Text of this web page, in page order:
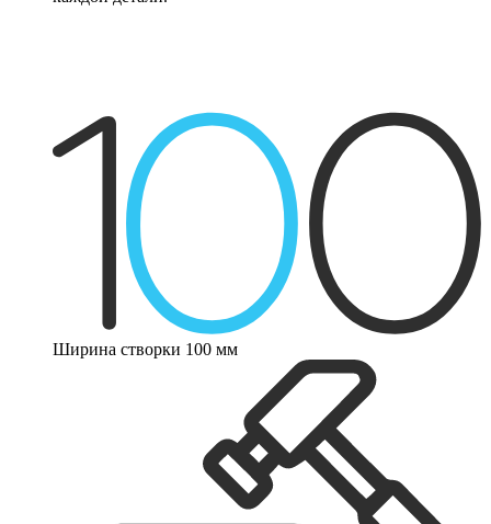
Ширина створки 100 мм